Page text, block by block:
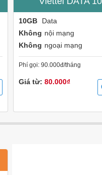
10GB
Data
Không nội mạng
Không ngoại mạng
Phí gọi: 90.000đ/tháng
Giá từ: 80.000₫